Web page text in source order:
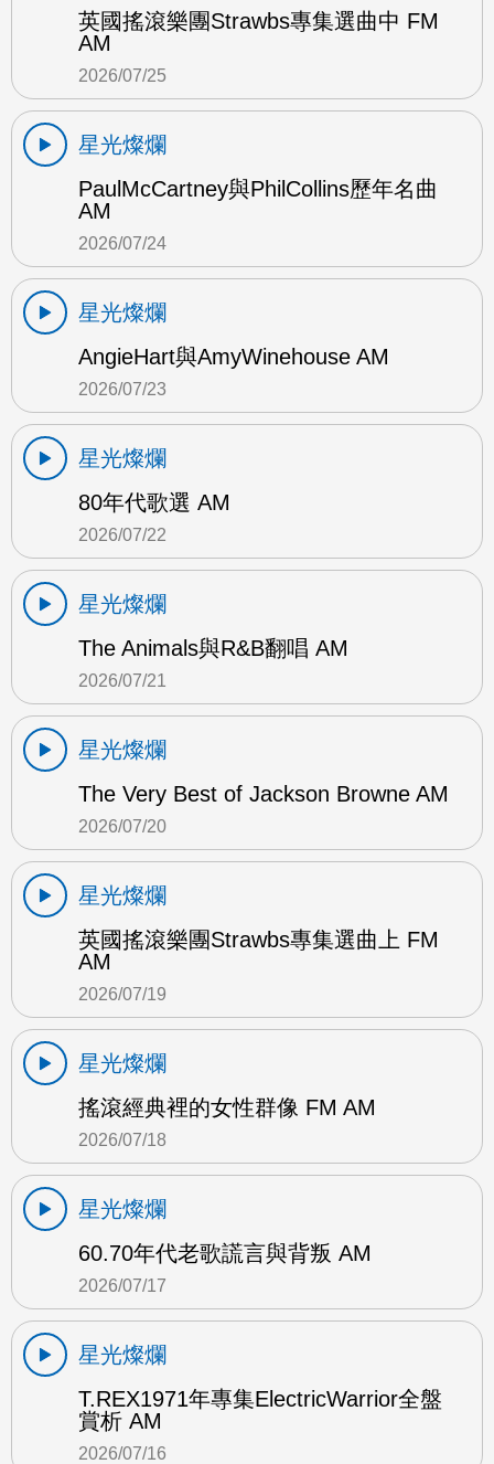
英國搖滾樂團Strawbs專集選曲中 FM
AM
2026/07/25
星光燦爛
PaulMcCartney與PhilCollins歷年名曲
AM
2026/07/24
星光燦爛
AngieHart與AmyWinehouse AM
2026/07/23
星光燦爛
80年代歌選 AM
2026/07/22
星光燦爛
The Animals與R&B翻唱 AM
2026/07/21
星光燦爛
The Very Best of Jackson Browne AM
2026/07/20
星光燦爛
英國搖滾樂團Strawbs專集選曲上 FM
AM
2026/07/19
星光燦爛
搖滾經典裡的女性群像 FM AM
2026/07/18
星光燦爛
60.70年代老歌謊言與背叛 AM
2026/07/17
星光燦爛
T.REX1971年專集ElectricWarrior全盤
賞析 AM
2026/07/16